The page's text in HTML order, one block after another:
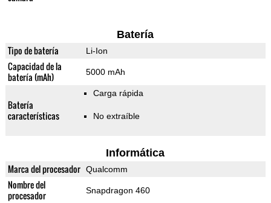
Batería
Tipo de batería Li-Ion
Capacidad de la
batería (mAh)
5000 mAh
Batería
características
Carga rápida
No extraíble
Informática
Marca del procesador Qualcomm
Nombre del
procesador
Snapdragon 460